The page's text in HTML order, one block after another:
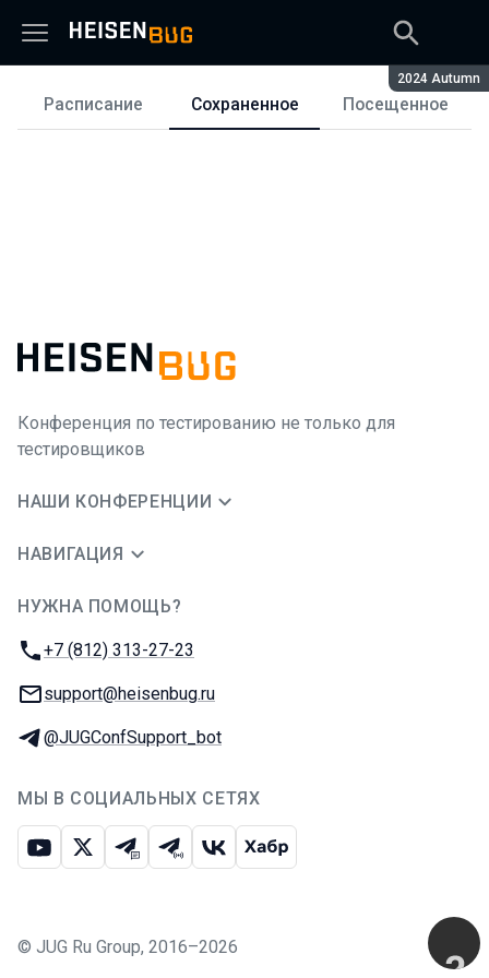
Сезон:
2024 Autumn
Расписание
Расписание Сохраненное Посещенное
Конференция по тестированию не только для
тестировщиков
НАШИ КОНФЕРЕНЦИИ
НАВИГАЦИЯ
НУЖНА ПОМОЩЬ?
Телефон:
+7 (812) 313-27-23
E-mail:
support@heisenbug.ru
Телеграм:
@JUGConfSupport_bot
МЫ В СОЦИАЛЬНЫХ СЕТЯХ
ЮтубИкс Телеграм-чат
Телеграм-канал
ВКонтакте
Хабр
© JUG Ru Group, 2016–2026